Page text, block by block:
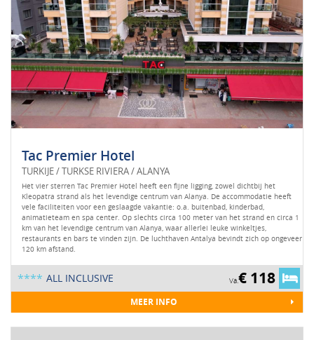
Tac Premier Hotel
TURKIJE / TURKSE RIVIERA / ALANYA
Het vier sterren Tac Premier Hotel heeft een fijne ligging, zowel dichtbij het
Kleopatra strand als het levendige centrum van Alanya. De accommodatie heeft
vele faciliteiten voor een geslaagde vakantie: o.a. buitenbad, kinderbad,
animatieteam en spa center. Op slechts circa 100 meter van het strand en circa 1
km van het levendige centrum van Alanya, waar allerlei leuke winkeltjes,
restaurants en bars te vinden zijn. De luchthaven Antalya bevindt zich op ongeveer
120 km afstand.
MEER INFO
ALL INCLUSIVE
**** Va.€ 118